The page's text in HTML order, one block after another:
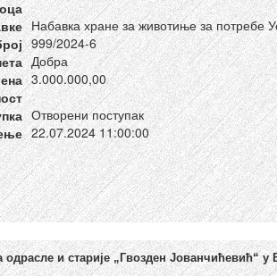
Набавка хране за животиње за потребе
999/2024-6
Добра
3.000.000,00
Отворени поступак
22.07.2024 11:00:00
одрасле и старије „Гвозден